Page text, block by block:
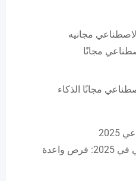
الاصطناعي مجانًا الذكاء
واعدة